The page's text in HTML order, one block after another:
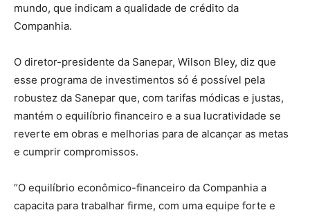
mundo, que indicam a qualidade de crédito da
Companhia.
O diretor-presidente da Sanepar, Wilson Bley, diz que
esse programa de investimentos só é possível pela
robustez da Sanepar que, com tarifas módicas e justas,
mantém o equilíbrio financeiro e a sua lucratividade se
reverte em obras e melhorias para de alcançar as metas
e cumprir compromissos.
“O equilíbrio econômico-financeiro da Companhia a
capacita para trabalhar firme, com uma equipe forte e